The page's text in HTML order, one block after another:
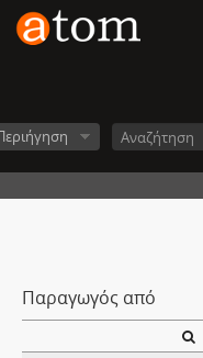
Παραγωγός από